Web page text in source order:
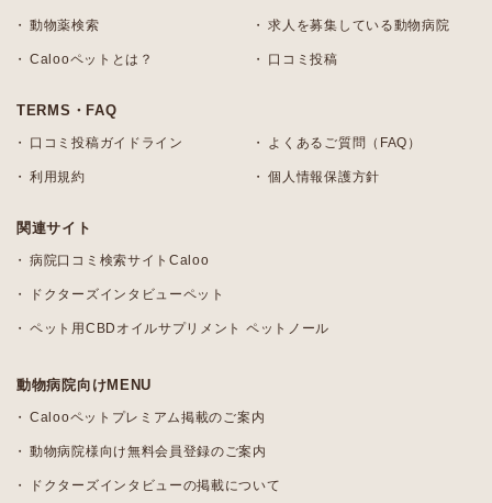
動物薬検索 求人を募集している動物病院
Calooペットとは？ 口コミ投稿
TERMS・FAQ
口コミ投稿ガイドライン よくあるご質問（FAQ）
利用規約 個人情報保護方針
関連サイト
病院口コミ検索サイトCaloo
ドクターズインタビューペット
ペット用CBDオイルサプリメント ペットノール
動物病院向けMENU
Calooペットプレミアム掲載のご案内
動物病院様向け無料会員登録のご案内
ドクターズインタビューの掲載について